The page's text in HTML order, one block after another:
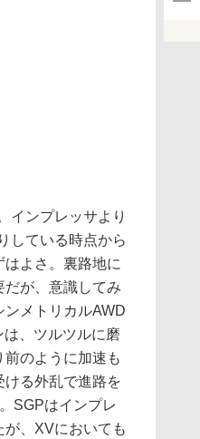
インプレッサより
している時点から
よさ。裏路地に
だが、意識してみ
メトリカルAWD
、ツルツルに磨
のように加速も
ける外乱で進路を
SGPはインプレ
、XVにおいても